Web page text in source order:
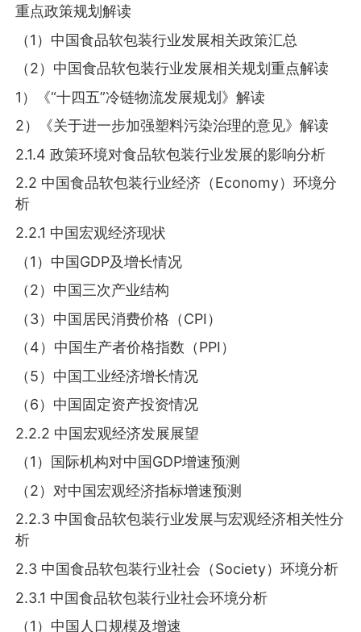
重点政策规划解读
（1）中国食品软包装行业发展相关政策汇总
（2）中国食品软包装行业发展相关规划重点解读
1）《“十四五”冷链物流发展规划》解读
2）《关于进一步加强塑料污染治理的意见》解读
2.1.4 政策环境对食品软包装行业发展的影响分析
2.2 中国食品软包装行业经济（Economy）环境分
析
2.2.1 中国宏观经济现状
（1）中国GDP及增长情况
（2）中国三次产业结构
（3）中国居民消费价格（CPI）
（4）中国生产者价格指数（PPI）
（5）中国工业经济增长情况
（6）中国固定资产投资情况
2.2.2 中国宏观经济发展展望
（1）国际机构对中国GDP增速预测
（2）对中国宏观经济指标增速预测
2.2.3 中国食品软包装行业发展与宏观经济相关性分
析
2.3 中国食品软包装行业社会（Society）环境分析
2.3.1 中国食品软包装行业社会环境分析
（1）中国人口规模及增速